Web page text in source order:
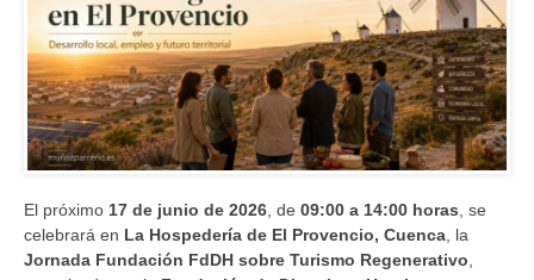
El próximo 17 de junio de 2026 , de 09:00 a 14:00 horas , se
celebrará en La Hospedería de El Provencio, Cuenca , la
Jornada Fundación FdDH sobre Turismo Regenerativo